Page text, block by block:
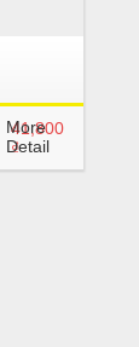
41,800
₫
More
Detail